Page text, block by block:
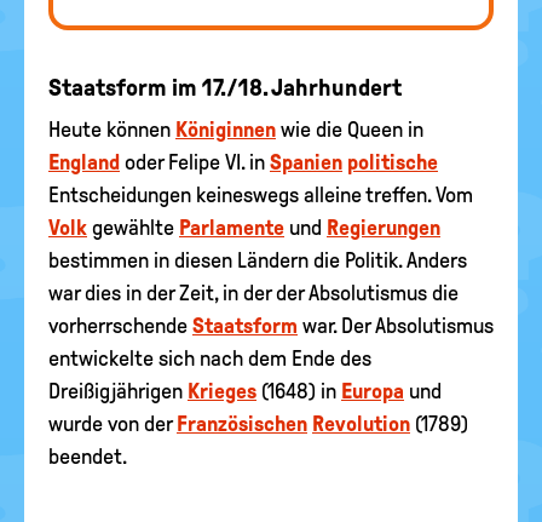
Staatsform im 17./18. Jahrhundert
Heute können Königinnen wie die Queen in
England oder Felipe VI. in Spanien politische
Entscheidungen keineswegs alleine treffen. Vom
Volk gewählte Parlamente und Regierungen
bestimmen in diesen Ländern die Politik. Anders
war dies in der Zeit, in der der Absolutismus die
vorherrschende Staatsform war. Der Absolutismus
entwickelte sich nach dem Ende des
Dreißigjährigen Krieges (1648) in Europa und
wurde von der Französischen Revolution (1789)
beendet.